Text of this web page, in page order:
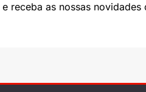
e receba as nossas